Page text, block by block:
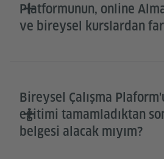
Platformunun, online
ve bireysel kurslardan
Bireysel Çalışma
eğitimi tamamladıktan
belgesi alacak mıyım?